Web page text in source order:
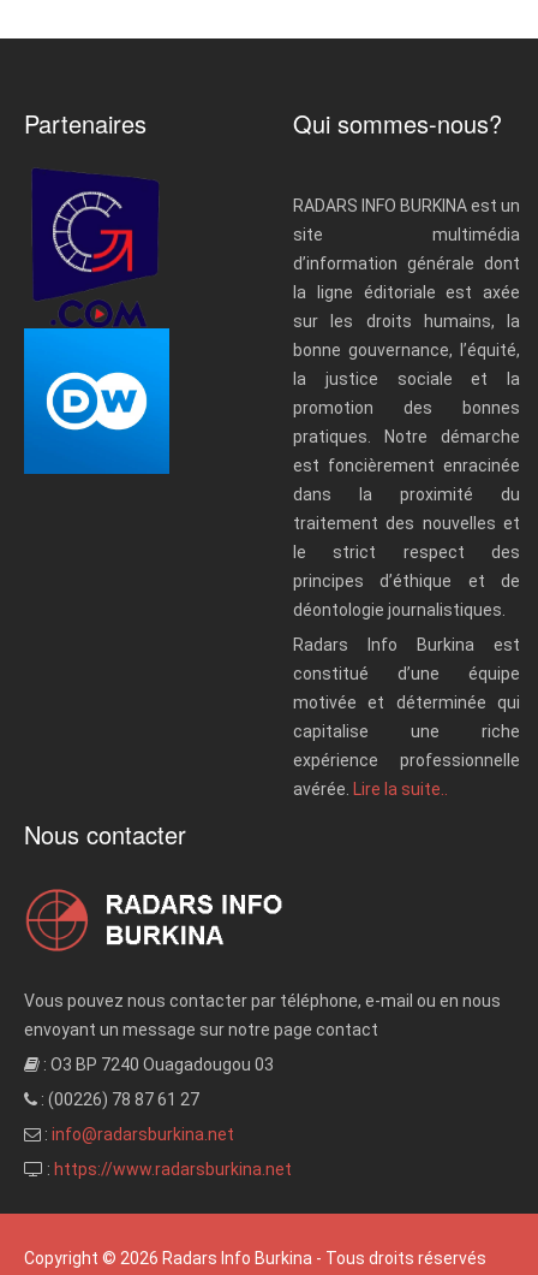
Partenaires Qui sommes-nous?
RADARS INFO BURKINA est un
site multimédia
d’information générale dont
la ligne éditoriale est axée
sur les droits humains, la
bonne gouvernance, l’équité,
la justice sociale et la
promotion des bonnes
pratiques. Notre démarche
est foncièrement enracinée
dans la proximité du
traitement des nouvelles et
le strict respect des
principes d’éthique et de
déontologie journalistiques.
Radars Info Burkina est
constitué d’une équipe
motivée et déterminée qui
capitalise une riche
expérience professionnelle
avérée.
Lire la suite..
Nous contacter
Vous pouvez nous contacter par téléphone, e-mail ou en nous
envoyant un message sur notre page contact
: O3 BP 7240 Ouagadougou 03
: (00226) 78 87 61 27
: info@radarsburkina.net
: https://www.radarsburkina.net
Copyright © 2026 Radars Info Burkina - Tous droits réservés